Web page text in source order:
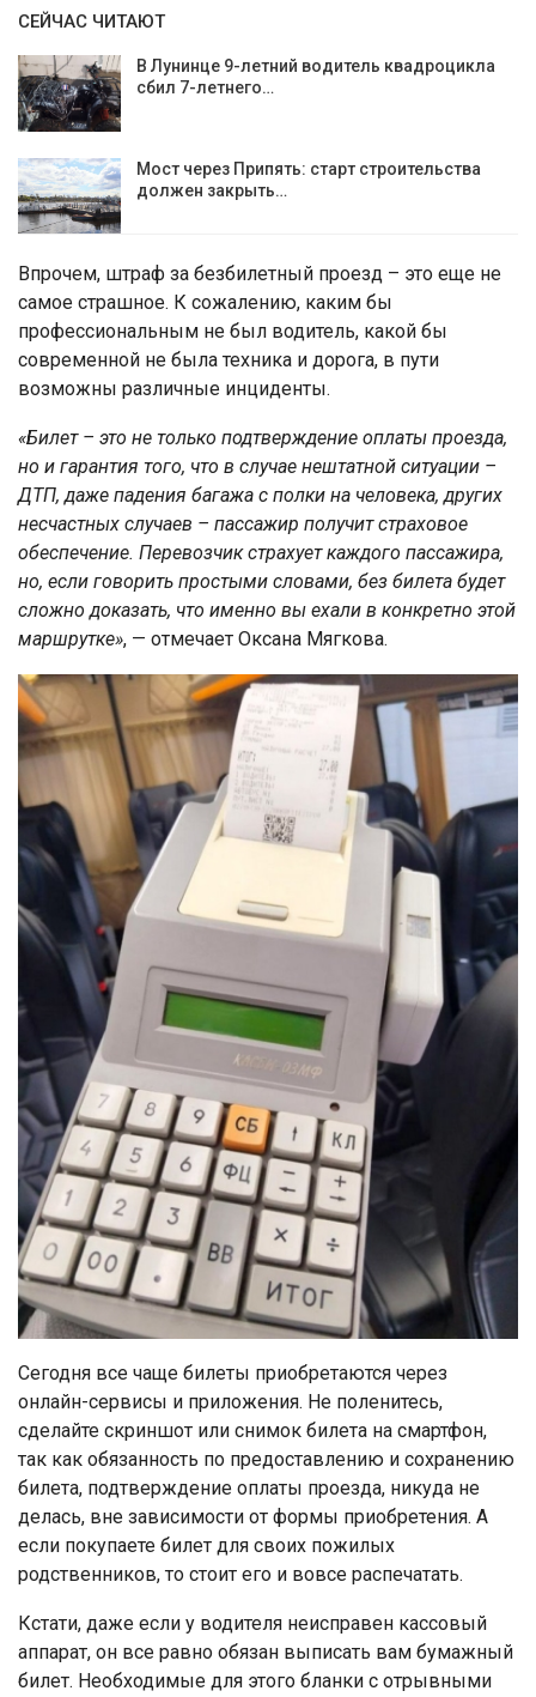
СЕЙЧАС ЧИТАЮТ
В Лунинце 9-летний водитель квадроцикла
сбил 7-летнего…
Мост через Припять: старт строительства
должен закрыть…
Впрочем, штраф за безбилетный проезд – это еще не
самое страшное. К сожалению, каким бы
профессиональным не был водитель, какой бы
современной не была техника и дорога, в пути
возможны различные инциденты.
«Билет – это не только подтверждение оплаты проезда,
но и гарантия того, что в случае нештатной ситуации –
ДТП, даже падения багажа с полки на человека, других
несчастных случаев – пассажир получит страховое
обеспечение. Перевозчик страхует каждого пассажира,
но, если говорить простыми словами, без билета будет
сложно доказать, что именно вы ехали в конкретно этой
маршрутке», — отмечает Оксана Мягкова.
Сегодня все чаще билеты приобретаются через
онлайн-сервисы и приложения. Не поленитесь,
сделайте скриншот или снимок билета на смартфон,
так как обязанность по предоставлению и сохранению
билета, подтверждение оплаты проезда, никуда не
делась, вне зависимости от формы приобретения. А
если покупаете билет для своих пожилых
родственников, то стоит его и вовсе распечатать.
Кстати, даже если у водителя неисправен кассовый
аппарат, он все равно обязан выписать вам бумажный
билет. Необходимые для этого бланки с отрывными